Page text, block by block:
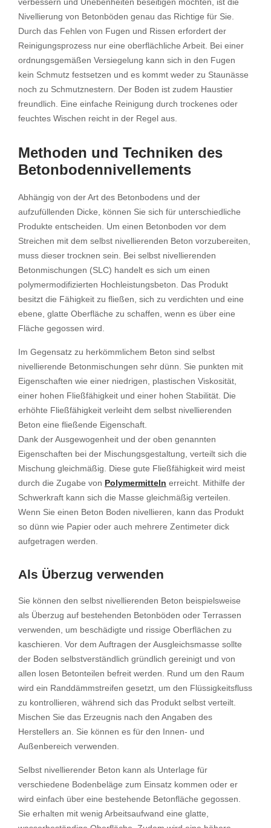
verbessern und Unebenheiten beseitigen möchten, ist die
Nivellierung von Betonböden genau das Richtige für Sie.
Durch das Fehlen von Fugen und Rissen erfordert der
Reinigungsprozess nur eine oberflächliche Arbeit. Bei einer
ordnungsgemäßen Versiegelung kann sich in den Fugen
kein Schmutz festsetzen und es kommt weder zu Staunässe
noch zu Schmutznestern. Der Boden ist zudem Haustier
freundlich. Eine einfache Reinigung durch trockenes oder
feuchtes Wischen reicht in der Regel aus.
Methoden und Techniken des
Betonbodennivellements
Abhängig von der Art des Betonbodens und der
aufzufüllenden Dicke, können Sie sich für unterschiedliche
Produkte entscheiden. Um einen Betonboden vor dem
Streichen mit dem selbst nivellierenden Beton vorzubereiten,
muss dieser trocknen sein. Bei selbst nivellierenden
Betonmischungen (SLC) handelt es sich um einen
polymermodifizierten Hochleistungsbeton. Das Produkt
besitzt die Fähigkeit zu fließen, sich zu verdichten und eine
ebene, glatte Oberfläche zu schaffen, wenn es über eine
Fläche gegossen wird.
Im Gegensatz zu herkömmlichem Beton sind selbst
nivellierende Betonmischungen sehr dünn. Sie punkten mit
Eigenschaften wie einer niedrigen, plastischen Viskosität,
einer hohen Fließfähigkeit und einer hohen Stabilität. Die
erhöhte Fließfähigkeit verleiht dem selbst nivellierenden
Beton eine fließende Eigenschaft.
Dank der Ausgewogenheit und der oben genannten
Eigenschaften bei der Mischungsgestaltung, verteilt sich die
Mischung gleichmäßig. Diese gute Fließfähigkeit wird meist
durch die Zugabe von Polymermitteln erreicht. Mithilfe der
Schwerkraft kann sich die Masse gleichmäßig verteilen.
Wenn Sie einen Beton Boden nivellieren, kann das Produkt
so dünn wie Papier oder auch mehrere Zentimeter dick
aufgetragen werden.
Als Überzug verwenden
Sie können den selbst nivellierenden Beton beispielsweise
als Überzug auf bestehenden Betonböden oder Terrassen
verwenden, um beschädigte und rissige Oberflächen zu
kaschieren. Vor dem Auftragen der Ausgleichsmasse sollte
der Boden selbstverständlich gründlich gereinigt und von
allen losen Betonteilen befreit werden. Rund um den Raum
wird ein Randdämmstreifen gesetzt, um den Flüssigkeitsfluss
zu kontrollieren, während sich das Produkt selbst verteilt.
Mischen Sie das Erzeugnis nach den Angaben des
Herstellers an. Sie können es für den Innen- und
Außenbereich verwenden.
Selbst nivellierender Beton kann als Unterlage für
verschiedene Bodenbeläge zum Einsatz kommen oder er
wird einfach über eine bestehende Betonfläche gegossen.
Sie erhalten mit wenig Arbeitsaufwand eine glatte,